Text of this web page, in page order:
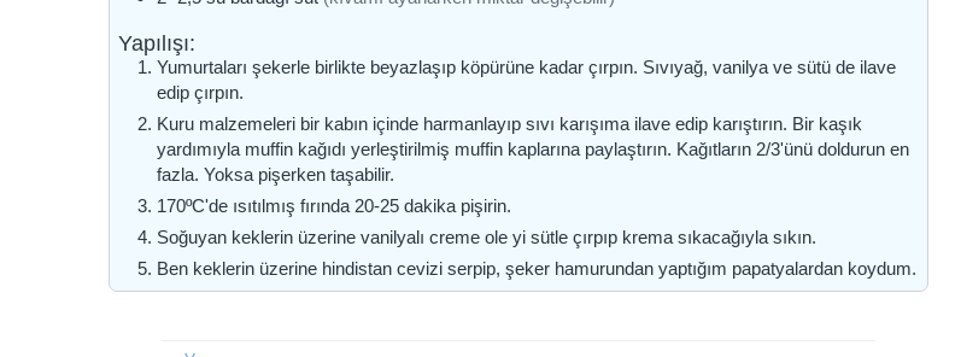
Yapılışı:
Yumurtaları şekerle birlikte beyazlaşıp köpürüne kadar çırpın. Sıvıyağ, vanilya ve sütü de ilave
edip çırpın.
Kuru malzemeleri bir kabın içinde harmanlayıp sıvı karışıma ilave edip karıştırın. Bir kaşık
yardımıyla muffin kağıdı yerleştirilmiş muffin kaplarına paylaştırın. Kağıtların 2/3'ünü doldurun en
fazla. Yoksa pişerken taşabilir.
170ºC'de ısıtılmış fırında 20-25 dakika pişirin.
Soğuyan keklerin üzerine vanilyalı creme ole yi sütle çırpıp krema sıkacağıyla sıkın.
Ben keklerin üzerine hindistan cevizi serpip, şeker hamurundan yaptığım papatyalardan koydum.